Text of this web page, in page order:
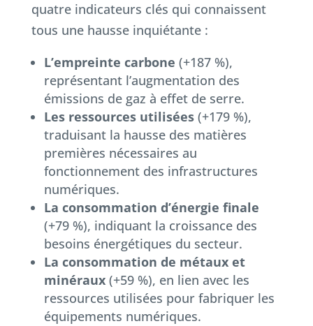
quatre indicateurs clés qui connaissent
tous une hausse inquiétante :
L’empreinte carbone (+187 %),
représentant l’augmentation des
émissions de gaz à effet de serre.
Les ressources utilisées(+179 %),
traduisant la hausse des matières
premières nécessaires au
fonctionnement des infrastructures
numériques.
La consommation d’énergie finale
(+79 %), indiquant la croissance des
besoins énergétiques du secteur.
La consommation de métaux et
minéraux(+59 %), en lien avec les
ressources utilisées pour fabriquer les
équipements numériques.